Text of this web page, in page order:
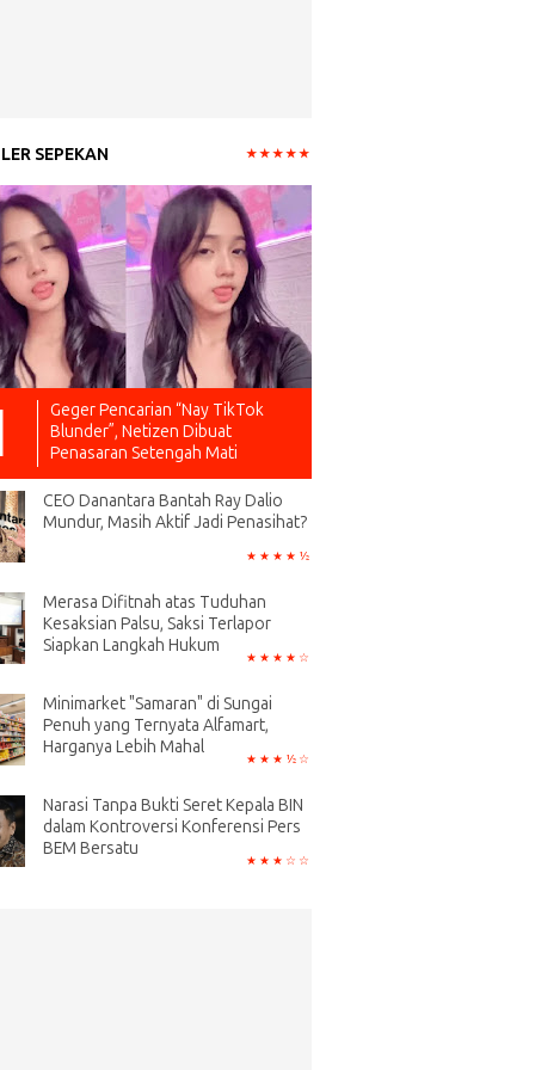
SEPEKAN
Geger Pencarian “Nay TikTok
Blunder”, Netizen Dibuat
Penasaran Setengah Mati
CEO Danantara Bantah Ray Dalio
Mundur, Masih Aktif Jadi Penasihat?
Merasa Difitnah atas Tuduhan
Kesaksian Palsu, Saksi Terlapor
Siapkan Langkah Hukum
Minimarket "Samaran" di Sungai
Penuh yang Ternyata Alfamart,
Harganya Lebih Mahal
Narasi Tanpa Bukti Seret Kepala BIN
dalam Kontroversi Konferensi Pers
BEM Bersatu